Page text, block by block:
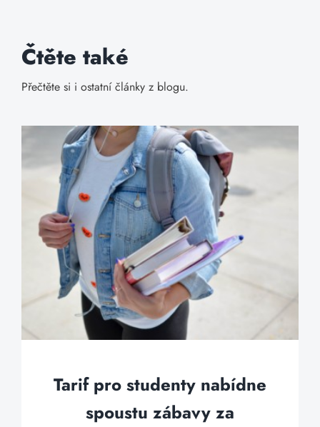
Čtěte také
Přečtěte si i ostatní články z blogu.
Tarif pro studenty nabídne
spoustu zábavy za